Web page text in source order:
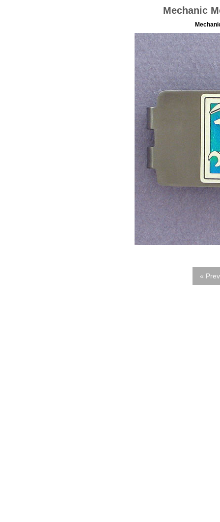
Mechanic
«